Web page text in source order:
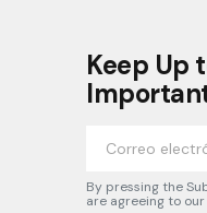
Keep Up
By pressing the
are agreeing to our